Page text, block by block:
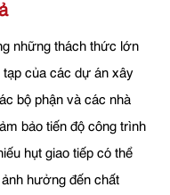
những thách thức lớn
của các dự án xây
bộ phận và các nhà
bảo tiến độ công trình
hụt giao tiếp có thể
hưởng đến chất